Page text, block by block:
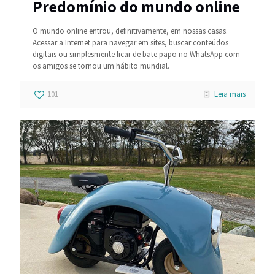
Predomínio do mundo online
O mundo online entrou, definitivamente, em nossas casas.
Acessar a Internet para navegar em sites, buscar conteúdos
digitais ou simplesmente ficar de bate papo no WhatsApp com
os amigos se tornou um hábito mundial.
101 Leia mais